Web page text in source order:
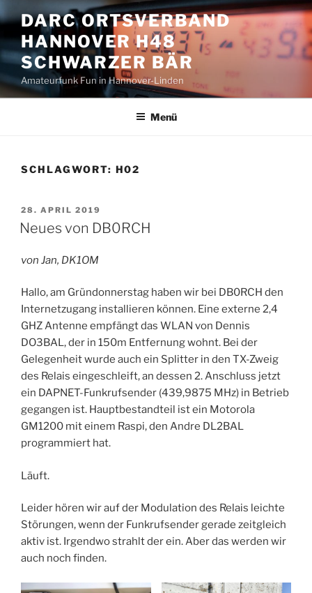
Inhalt
springen
DARC ORTSVERBAND
HANNOVER H48
SCHWARZER BÄR
Amateurfunk Fun in Hannover-Linden
Menü
SCHLAGWORT: H02
VERÖFFENTLICHT
AM
28. APRIL 2019
Neues von DB0RCH
von Jan, DK1OM
Hallo, am Gründonnerstag haben wir bei DB0RCH den
Internetzugang installieren können. Eine externe 2,4
GHZ Antenne empfängt das WLAN von Dennis
DO3BAL, der in 150m Entfernung wohnt. Bei der
Gelegenheit wurde auch ein Splitter in den TX-Zweig
des Relais eingeschleift, an dessen 2. Anschluss jetzt
ein DAPNET-Funkrufsender (439,9875 MHz) in Betrieb
gegangen ist. Hauptbestandteil ist ein Motorola
GM1200 mit einem Raspi, den Andre DL2BAL
programmiert hat.
Läuft.
Leider hören wir auf der Modulation des Relais leichte
Störungen, wenn der Funkrufsender gerade zeitgleich
aktiv ist. Irgendwo strahlt der ein. Aber das werden wir
auch noch finden.